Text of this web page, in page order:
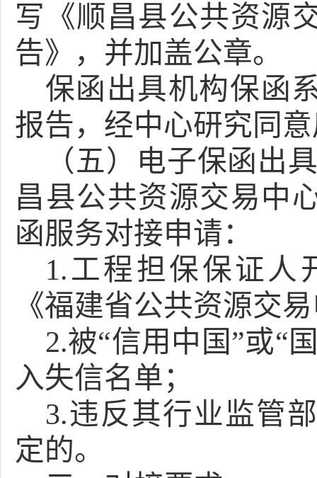
写《顺昌县公共资源
告》，并加盖公章。
保函出具机构保函
报告，经中心研究同
（五）
电子保函出
昌县公共资源交易中
函服务对接申请：
1.工程担保保证人
《福建省公共资源交
2.被“信用中国”或“
入失信名单；
3.违反其行业监管
定的。